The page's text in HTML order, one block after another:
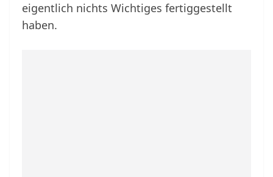
eigentlich nichts Wichtiges fertiggestellt
haben.